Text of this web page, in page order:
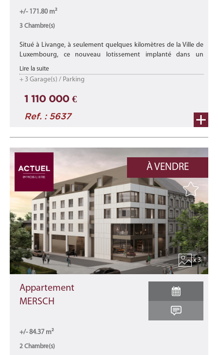
+/- 171.80 m²
3 Chambre(s)
Situé à Livange, à seulement quelques kilomètres de la Ville de
Luxembourg, ce nouveau lotissement implanté dans un
environnement calme se compose de 2 maisons jumelées de
haut standing.
Lire la suite
+ 3 Garage(s) / Parking
1 110 000 €
Ref. : 5637
À VENDRE
x 3
Appartement
MERSCH
+/- 84.37 m²
2 Chambre(s)